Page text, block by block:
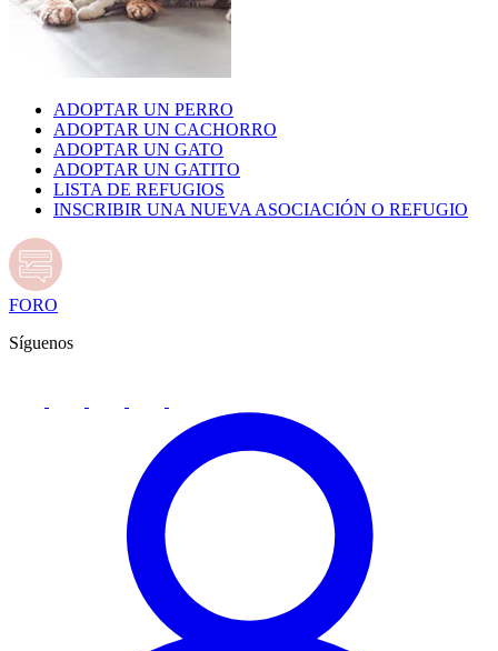
ADOPTAR UN PERRO
ADOPTAR UN CACHORRO
ADOPTAR UN GATO
ADOPTAR UN GATITO
LISTA DE REFUGIOS
INSCRIBIR UNA NUEVA ASOCIACIÓN O REFUGIO
FORO
Síguenos